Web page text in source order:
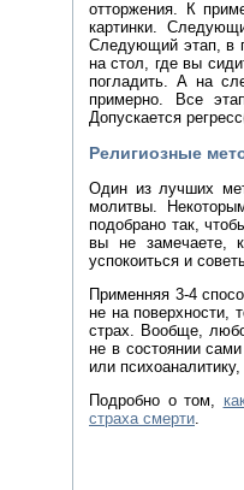
отторжения. К
картинки.
Следующий этап, в
на стол, где вы
погладить. А на
примерно. Все
Допускается
Религиозные
Один из лучших
молитвы.
подобрано так,
вы не замечаете,
успокоиться и
Применняя 3-4
не на поверхности,
страх. Вообще,
не в состоянии
или
Подробно о том,
страха смерти.